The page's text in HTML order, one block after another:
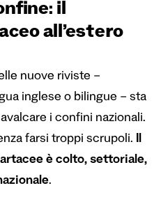
il
all’estero
nuove riviste –
inglese o bilingue – sta
i confini nazionali.
farsi troppi scrupoli. Il
è colto, settoriale,
.